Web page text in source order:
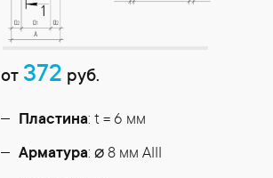
от 372 руб.
Пластина: t = 6 мм
Арматура: ⌀ 8 мм АIII